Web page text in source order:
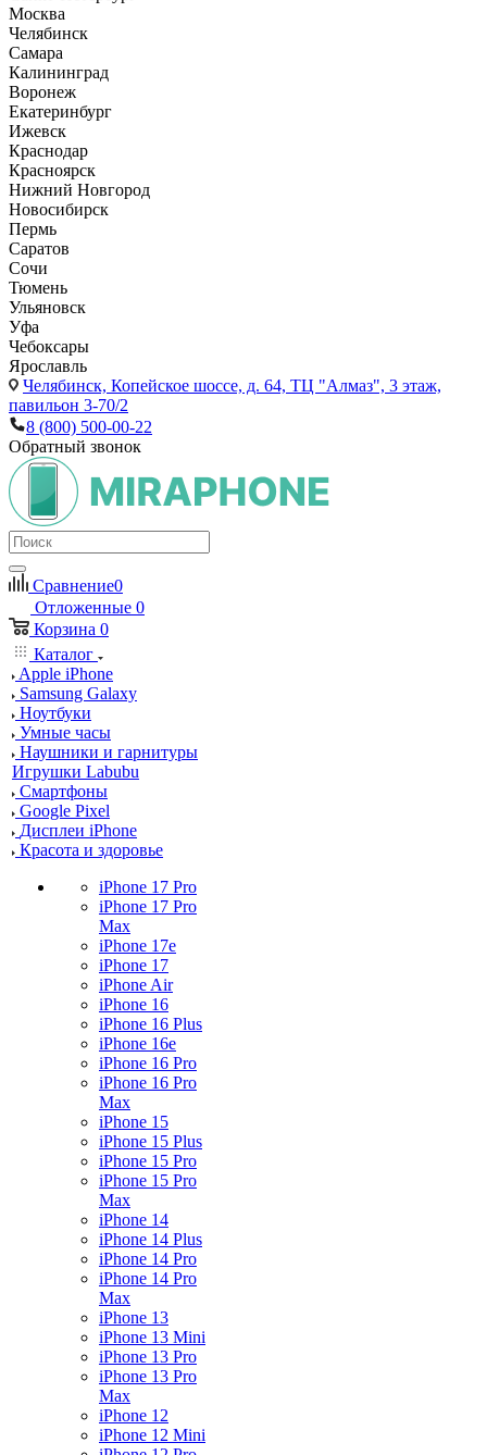
Москва
Челябинск
Самара
Калининград
Воронеж
Екатеринбург
Ижевск
Краснодар
Красноярск
Нижний Новгород
Новосибирск
Пермь
Саратов
Сочи
Тюмень
Ульяновск
Уфа
Чебоксары
Ярославль
Челябинск, Копейское шоссе, д. 64, ТЦ "Алмаз", 3 этаж,
павильон 3-70/2
8 (800) 500-00-22
Обратный звонок
Сравнение0
Отложенные 0
Корзина 0
Каталог
Apple iPhone
Samsung Galaxy
Ноутбуки
Умные часы
Наушники и гарнитуры
Игрушки Labubu
Смартфоны
Google Pixel
Дисплеи iPhone
Красота и здоровье
iPhone 17 Pro
iPhone 17 Pro
Max
iPhone 17e
iPhone 17
iPhone Air
iPhone 16
iPhone 16 Plus
iPhone 16e
iPhone 16 Pro
iPhone 16 Pro
Max
iPhone 15
iPhone 15 Plus
iPhone 15 Pro
iPhone 15 Pro
Max
iPhone 14
iPhone 14 Plus
iPhone 14 Pro
iPhone 14 Pro
Max
iPhone 13
iPhone 13 Mini
iPhone 13 Pro
iPhone 13 Pro
Max
iPhone 12
iPhone 12 Mini